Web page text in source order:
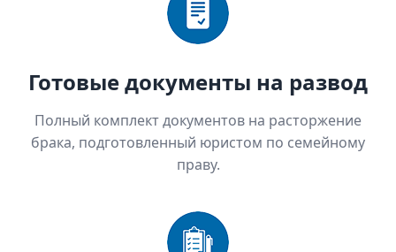
Готовые документы на развод
Полный комплект документов на расторжение
брака, подготовленный юристом по семейному
праву.